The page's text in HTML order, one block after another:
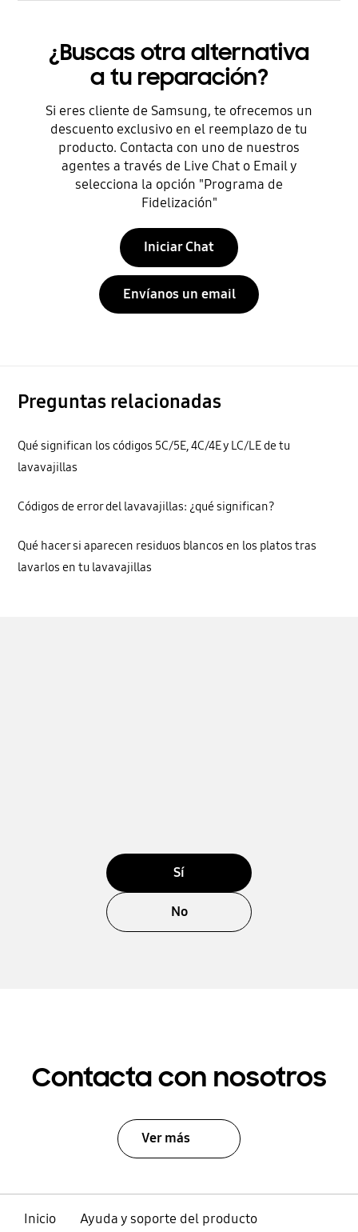
¿Buscas otra alternativa
a tu reparación?
Si eres cliente de Samsung, te ofrecemos un
descuento exclusivo en el reemplazo de tu
producto. Contacta con uno de nuestros
agentes a través de Live Chat o Email y
selecciona la opción "Programa de
Fidelización"
Iniciar Chat
Envíanos un email
Preguntas relacionadas
Qué significan los códigos 5C/5E, 4C/4E y LC/LE de tu
lavavajillas
Códigos de error del lavavajillas: ¿qué significan?
Qué hacer si aparecen residuos blancos en los platos tras
lavarlos en tu lavavajillas
Sí
No
Contacta con nosotros
Ver más
Inicio
Ayuda y soporte del producto